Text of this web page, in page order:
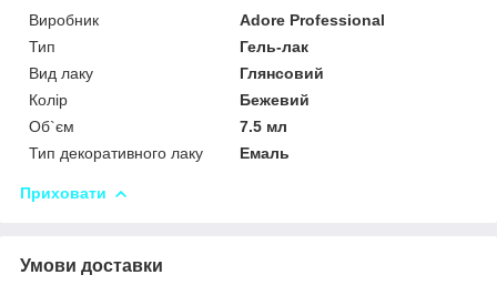
Виробник
Adore Professional
Тип
Гель-лак
Вид лаку
Глянсовий
Колір
Бежевий
Об`єм
7.5 мл
Тип декоративного лаку
Емаль
Приховати
Умови доставки